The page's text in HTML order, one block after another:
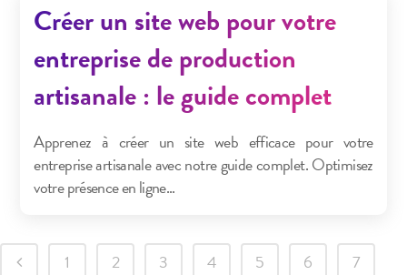
Créer un site web pour votre
entreprise de production
artisanale : le guide complet
Apprenez à créer un site web efficace pour votre
entreprise artisanale avec notre guide complet. Optimisez
votre présence en ligne...
1 2 3 4 5 6
7